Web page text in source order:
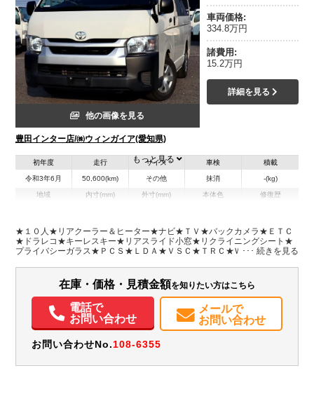
他の画像を見る
豊田インター店/㈱ウィンガイア(愛知県)
車両価格:
334.8万円
諸費用:
15.2万円
詳細を見る
初年度
令和3年6月
走行
50,600(km)
サイズ
その他
車検
抹消
積載
-(kg)
地域 内寸(mm) 外寸(mm)
H:2,100
本体色 修復歴
装備情報
パワステ
TV ETC バックモニター ドラレコ
取扱説明書（一部含む）
メンテナンスノート（保証書）
もっと見る
★１０人★リアクーラー＆ヒーター★ナビ★ＴＶ★バックカメラ★ＥＴＣ
★ドラレコ★キーレスキー★リアスライド小窓★リクライニングシート★
プライバシーガラス★ＰＣＳ★ＬＤＡ★ＶＳＣ★ＴＲＣ★ＷエアＢ★車両
スキー★ナビ型式ＳＬ３１１８ＮＶＷ★フロアマット・バイザー
在庫・価格・見積金額を知りたい方はこちら
電話で
お問い合わせ
メールで
お問い合わせ
お問い合わせNo.108-6355